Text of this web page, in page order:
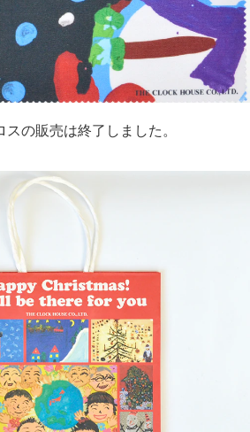
の販売は終了しました。